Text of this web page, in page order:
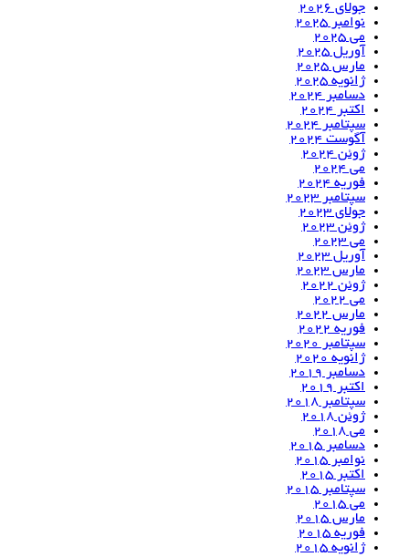
جولای 2026
نوامبر 2025
می 2025
آوریل 2025
مارس 2025
ژانویه 2025
دسامبر 2024
اکتبر 2024
سپتامبر 2024
آگوست 2024
ژوئن 2024
می 2024
فوریه 2024
سپتامبر 2023
جولای 2023
ژوئن 2023
می 2023
آوریل 2023
مارس 2023
ژوئن 2022
می 2022
مارس 2022
فوریه 2022
سپتامبر 2020
ژانویه 2020
دسامبر 2019
اکتبر 2019
سپتامبر 2018
ژوئن 2018
می 2018
دسامبر 2015
نوامبر 2015
اکتبر 2015
سپتامبر 2015
می 2015
مارس 2015
فوریه 2015
ژانویه 2015